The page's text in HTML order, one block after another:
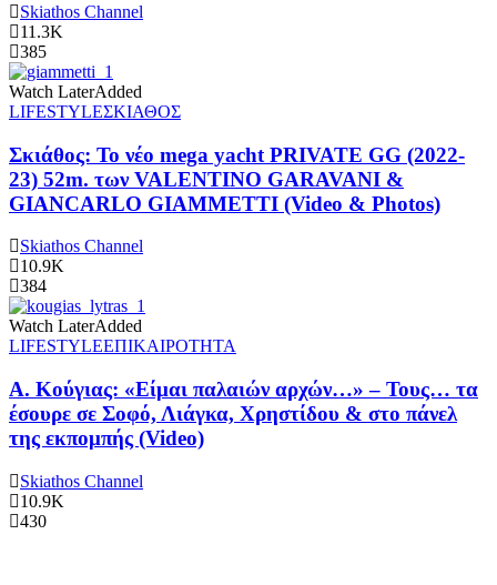
Skiathos Channel
11.3K
385
Watch LaterAdded
LIFESTYLEΣΚΙΑΘΟΣ
Σκιάθος: Το νέο mega yacht PRIVATE GG (2022-
23) 52m. των VALENTINO GARAVANI &
GIANCARLO GIAMMETTI (Video & Photos)
Skiathos Channel
10.9K
384
Watch LaterAdded
LIFESTYLEΕΠΙΚΑΙΡΟΤΗΤΑ
Α. Κούγιας: «Είμαι παλαιών αρχών…» – Τους… τα
έσουρε σε Σοφό, Λιάγκα, Χρηστίδου & στο πάνελ
της εκπομπής (Video)
Skiathos Channel
10.9K
430